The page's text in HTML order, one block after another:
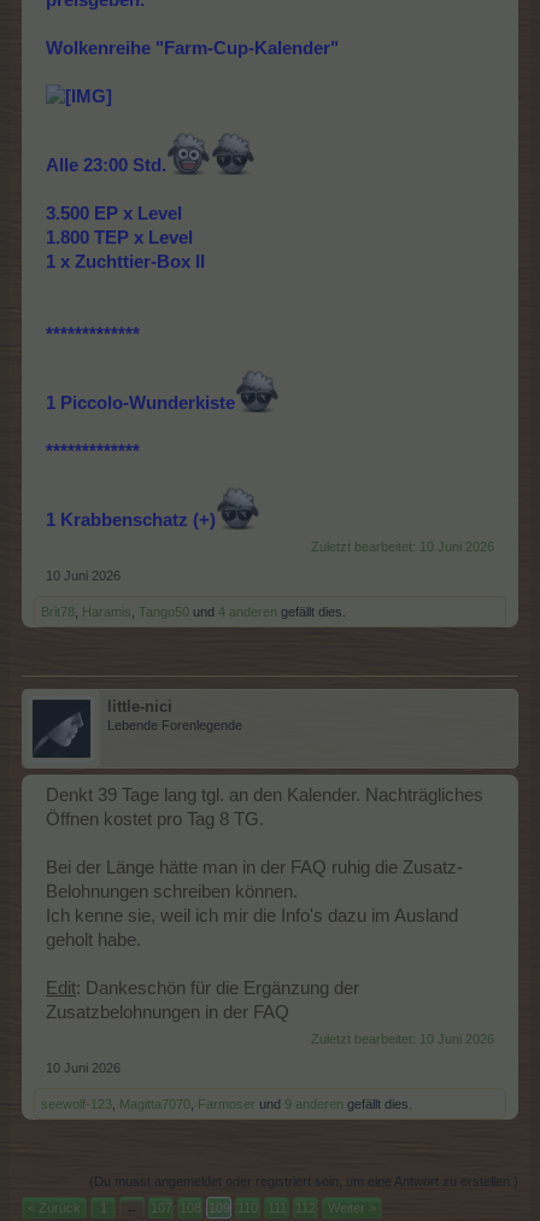
Wolkenreihe "Farm-Cup-Kalender"
Alle 23:00 Std.
3.500 EP x Level
1.800 TEP x Level
1 x Zuchttier-Box II
*************
1 Piccolo-Wunderkiste
*************
1 Krabbenschatz (+)
Zuletzt bearbeitet: 10 Juni 2026
10 Juni 2026
Brit78, Haramis, Tango50 und 4 anderen gefällt dies.
little-nici
Lebende Forenlegende
Denkt 39 Tage lang tgl. an den Kalender. Nachträgliches
Öffnen kostet pro Tag 8 TG.
Bei der Länge hätte man in der FAQ ruhig die Zusatz-
Belohnungen schreiben können.
Ich kenne sie, weil ich mir die Info's dazu im Ausland
geholt habe.
Edit: Dankeschön für die Ergänzung der
Zusatzbelohnungen in der FAQ
Zuletzt bearbeitet: 10 Juni 2026
10 Juni 2026
seewolf-123, Magitta7070, Farmoser und 9 anderen gefällt dies.
(Du musst angemeldet oder registriert sein, um eine Antwort zu erstellen.)
< Zurück
1 ← 107 108 109 110 111 112 Weiter >